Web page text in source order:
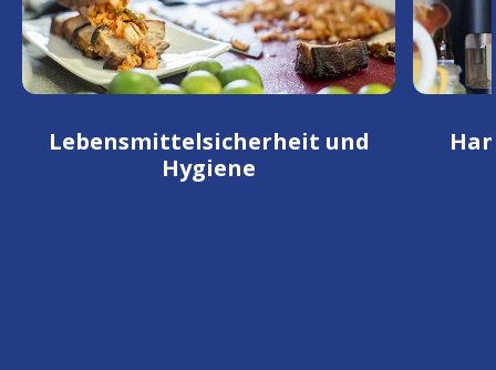
Lebensmittelsicherheit und
Hygiene